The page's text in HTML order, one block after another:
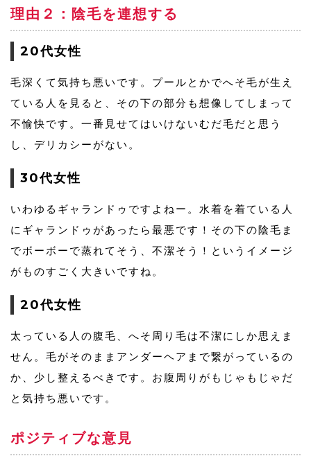
理由２：陰毛を連想する
20代女性
毛深くて気持ち悪いです。プールとかでへそ毛が生え
ている人を見ると、その下の部分も想像してしまって
不愉快です。一番見せてはいけないむだ毛だと思う
し、デリカシーがない。
30代女性
いわゆるギャランドゥですよねー。水着を着ている人
にギャランドゥがあったら最悪です！その下の陰毛ま
でボーボーで蒸れてそう、不潔そう！というイメージ
がものすごく大きいですね。
20代女性
太っている人の腹毛、へそ周り毛は不潔にしか思えま
せん。毛がそのままアンダーヘアまで繋がっているの
か、少し整えるべきです。お腹周りがもじゃもじゃだ
と気持ち悪いです。
ポジティブな意見